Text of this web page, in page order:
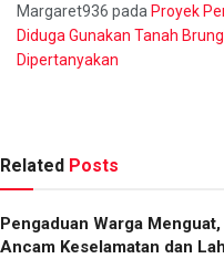
Margaret936 pada Proyek
Diduga Gunakan Tanah
Dipertanyakan
Related Posts
Pengaduan Warga
Ancam Keselamatan dan